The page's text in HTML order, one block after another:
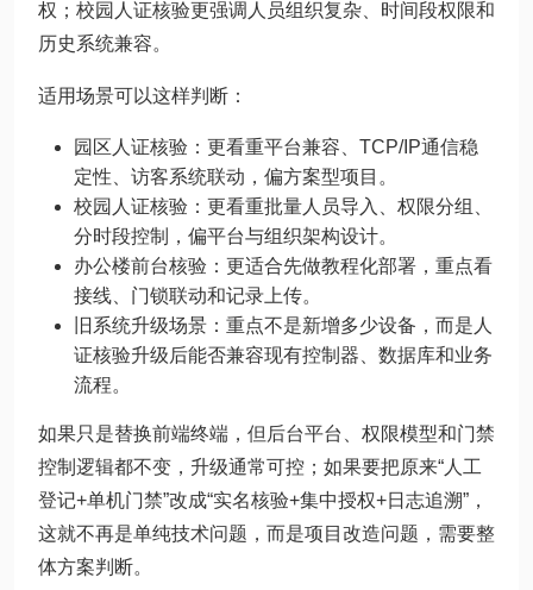
权；校园人证核验更强调人员组织复杂、时间段权限和
历史系统兼容。
适用场景可以这样判断：
园区人证核验：更看重平台兼容、TCP/IP通信稳
定性、访客系统联动，偏方案型项目。
校园人证核验：更看重批量人员导入、权限分组、
分时段控制，偏平台与组织架构设计。
办公楼前台核验：更适合先做教程化部署，重点看
接线、门锁联动和记录上传。
旧系统升级场景：重点不是新增多少设备，而是人
证核验升级后能否兼容现有控制器、数据库和业务
流程。
如果只是替换前端终端，但后台平台、权限模型和门禁
控制逻辑都不变，升级通常可控；如果要把原来“人工
登记+单机门禁”改成“实名核验+集中授权+日志追溯”，
这就不再是单纯技术问题，而是项目改造问题，需要整
体方案判断。